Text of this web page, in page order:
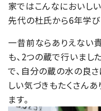
家ではこんなにおいし
先代の杜氏から6年学び
一昔前ならありえない
も、2つの蔵で行いまし
で、自分の蔵の水の良さ
しい気づきもたくさん
ます。